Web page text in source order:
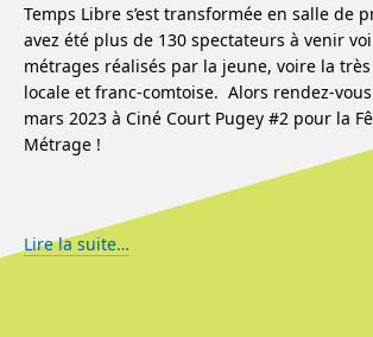
Temps Libre s’est transformée en salle de
avez été plus de 130 spectateurs à venir
métrages réalisés par la jeune, voire la
locale et franc-comtoise. Alors rendez-
mars 2023 à Ciné Court Pugey #2 pour la
Métrage !
Lire la suite…